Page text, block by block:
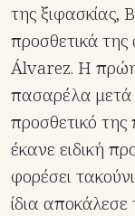
της ξιφασκίας,
προσθετικά
Álvarez. H
πασαρέλα μετά
προσθετικό
έκανε ειδική
φορέσει
ίδια